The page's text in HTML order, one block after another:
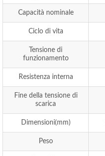
Capacità nominale
Ciclo di vita
Tensione di
funzionamento
Resistenza interna
Fine della tensione di
scarica
Dimensioni(mm)
Peso